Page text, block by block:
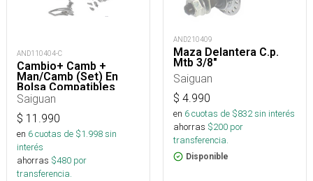
AND110404-C
Cambio+ Camb +
Man/Camb (Set) En
Bolsa Compatibles
Genericos
Saiguan
$ 11.990
en 6cuotas de $1.998sin
interés
ahorras $480 por
transferencia.
AND210409
Maza Delantera C.p.
Mtb 3/8"
Saiguan
$ 4.990
en 6cuotas de $832sin interés
ahorras $200 por
transferencia.
Disponible